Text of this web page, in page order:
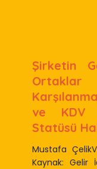
Şirketin
ve KDV
Statüsü
Mustafa
Kaynak: Gelir